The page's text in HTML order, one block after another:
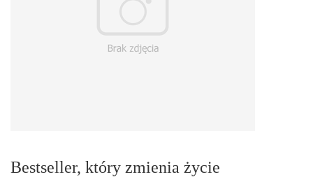
Bestseller, który zmienia życie